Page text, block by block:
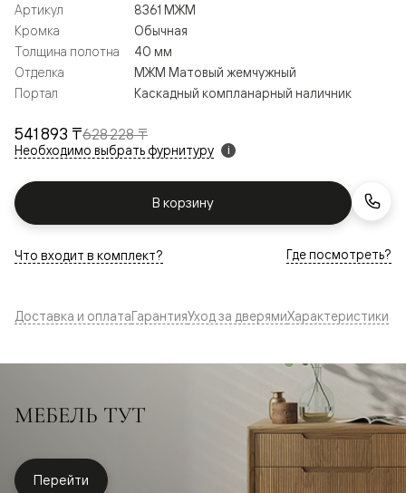
541 893 ₸628 228 ₸
Необходимо выбрать фурнитуру i
В корзину
Артикул
8361 МЖМ
Кромка
Обычная
Толщина полотна
40 мм
Отделка
МЖМ Матовый жемчужный
Портал
Каскадный компланарный наличник
Что входит в комплект? Где посмотреть?
Доставка и оплатаГарантияУход за дверямиХарактеристики
МЕБЕЛЬ ТУТ
Перейти